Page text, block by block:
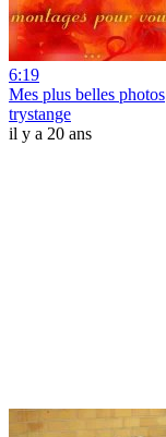
6:19
Mes plus belles photos
trystange
il y a 20 ans